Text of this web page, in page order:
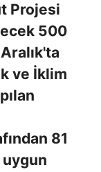
Projesi
500
ve İklim
81